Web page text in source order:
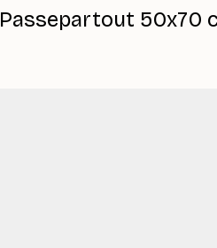
Passepartout 50x70